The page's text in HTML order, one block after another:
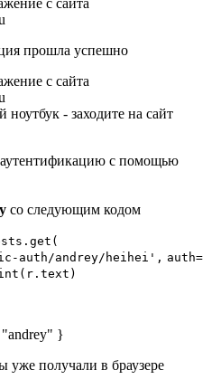
прошла успешно
- заходите на сайт
с помощью
со следующим кодом
get (
auth/andrey/heihei' , auth=
(r.text)
"andrey" }
уже получали в браузере